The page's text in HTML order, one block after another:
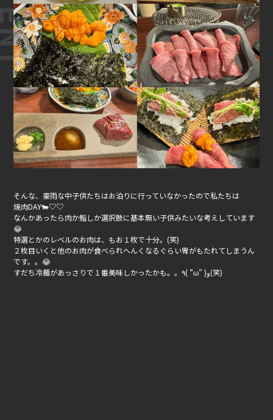
そんな、豪雨な中子供たちはお泊りに行っていなかったので私たちは
焼肉DAY🐄♡♡
なんかあったら肉か鮨しか選択肢に基本無い子供みたいな考えしています
😂
特選とかのレベルのお肉は、もお１枚で十分。(笑)
２枚目いくと他のお肉が食べられへんくなるぐらい胃がもたれてしまうん
です。。😂
すだち冷麺があっさりで１番美味しかったかも。。٩( ”ω” )و(笑)